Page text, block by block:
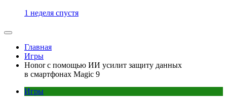
1 неделя спустя
Главная
Игры
Honor с помощью ИИ усилит защиту данных
в смартфонах Magic 9
Игры